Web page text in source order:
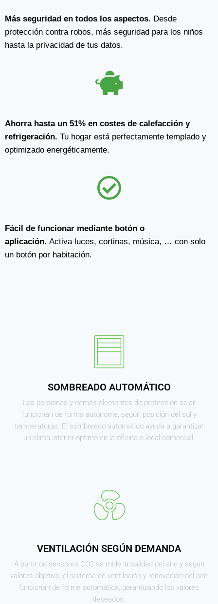
Más seguridad en todos los aspectos. Desde
protección contra robos, más seguridad para los niños
hasta la privacidad de tus datos.
Ahorra hasta un 51% en costes de calefacción y
refrigeración. Tu hogar está perfectamente templado y
optimizado energéticamente.
Fácil de funcionar mediante botón o
aplicación. Activa luces, cortinas, música, … con solo
un botón por habitación.
SOMBREADO AUTOMÁTICO
Las persianas y demás elementos de protección solar
funcionan de forma autónoma, según posición del sol y
temperaturas. El sombreado automático ayuda a garantizar
un clima interior óptimo en la oficina o local comercial.
VENTILACIÓN SEGÚN DEMANDA
A partir de sensores CO2 se mide la calidad del aire y según
valores objetivo, el sistema de ventilación y renovación del aire
funcionan de forma automática, garantizando los valores
deseados.